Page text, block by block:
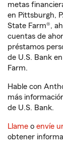
metas
en Pittsburgh,
State Farm®,
cuentas de
préstamos
de U.S. Bank
Farm.
Hable con
más
de U.S. Bank.
Llame o envíe
obtener